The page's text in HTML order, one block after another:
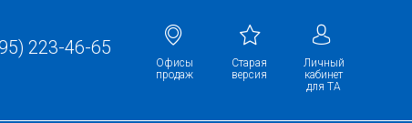
223-46-65
Офисы
продаж
Cтарая
версия
Личный
кабинет
для ТА